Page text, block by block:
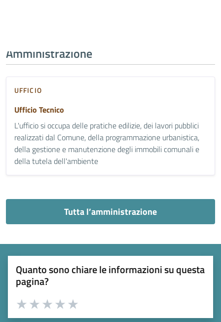
Amministrazione
UFFICIO
Ufficio Tecnico
L'ufficio si occupa delle pratiche edilizie, dei lavori pubblici
realizzati dal Comune, della programmazione urbanistica,
della gestione e manutenzione degli immobili comunali e
della tutela dell'ambiente
Tutta l’amministrazione
Quanto sono chiare le informazioni su questa
pagina?
Valuta 5 stelle su 5
Valuta 4 stelle su 5
Valuta 3 stelle su 5
Valuta 2 stelle su 5
Valuta 1 stelle su 5